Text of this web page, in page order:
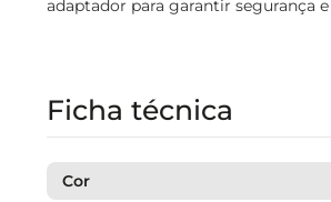
adaptador para garantir segurança
Ficha técnica
Cor